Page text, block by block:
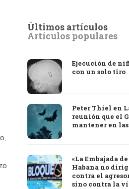
Últimos artículos
Artículos populares
Ejecución de
con un solo tiro
Peter Thiel en
reunión que el
mantener en las
«La Embajada
Habana no
contra el
sino contra la